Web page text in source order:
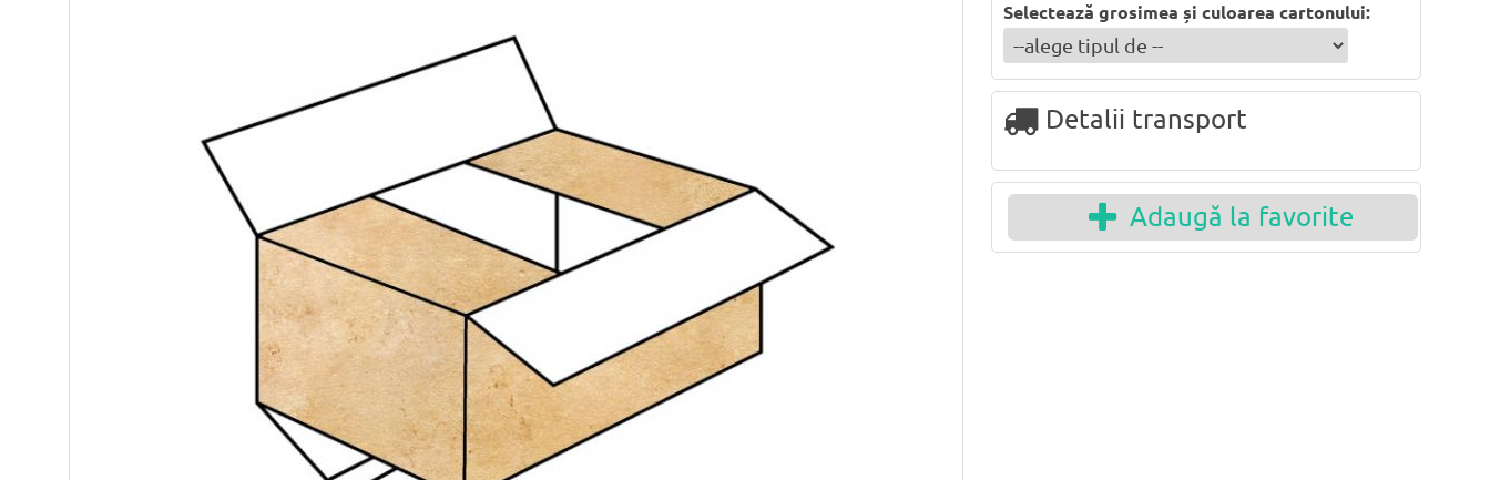
Selectează grosimea și culoarea cartonului:
Detalii transport
Adaugă la favorite